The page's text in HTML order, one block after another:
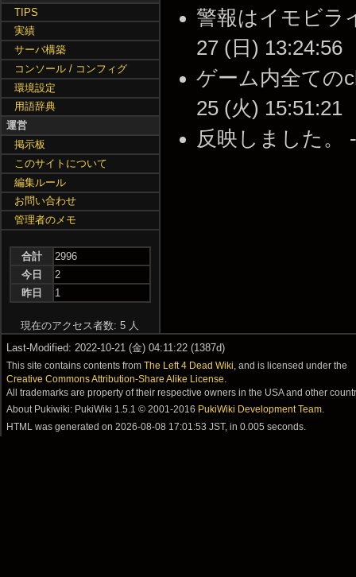
警報はイモビラ
27 (日) 13:24:56
ゲーム内全ての
25 (火) 15:51:21
反映しました。
TIPS
実績
サーバ構築
コンソール / コンフィグ
環境設定
用語辞典
運営
掲示板
このサイトについて
編集ルール
お問い合わせ
管理者のメモ
合計
2996
今日
2
昨日
1
現在のアクセス者数: 5 人
Last-Modified: 2022-10-21 (金) 04:11:22 (1387d)
This site contains contents fromThe Left 4 Dead Wiki , and is licensed under the
Creative Commons Attribution-Share Alike License
All trademarks are property of their respective owners in the USA and other
About Pukiwiki: PukiWiki 1.5.1 © 2001-2016 PukiWiki Development Team.
HTML was generated on2026-08-08 17:01:53 JST , in 0.005 seconds.